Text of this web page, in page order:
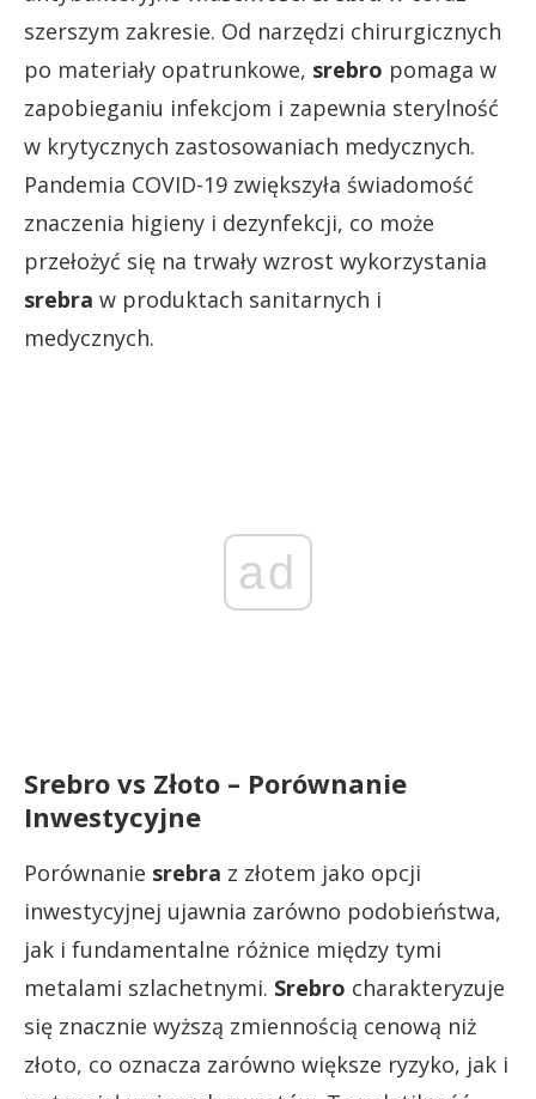
szerszym zakresie. Od narzędzi chirurgicznych
po materiały opatrunkowe, srebro pomaga w
zapobieganiu infekcjom i zapewnia sterylność
w krytycznych zastosowaniach medycznych.
Pandemia COVID-19 zwiększyła świadomość
znaczenia higieny i dezynfekcji, co może
przełożyć się na trwały wzrost wykorzystania
srebra w produktach sanitarnych i
medycznych.
ad
Srebro vs Złoto – Porównanie
Inwestycyjne
Porównanie srebra z złotem jako opcji
inwestycyjnej ujawnia zarówno podobieństwa,
jak i fundamentalne różnice między tymi
metalami szlachetnymi. Srebro charakteryzuje
się znacznie wyższą zmiennością cenową niż
złoto, co oznacza zarówno większe ryzyko, jak i